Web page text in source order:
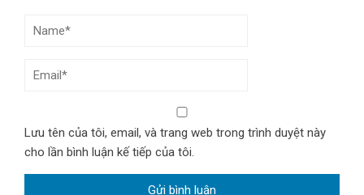
Lưu tên của tôi, email, và trang web trong trình duyệt này
cho lần bình luận kế tiếp của tôi.